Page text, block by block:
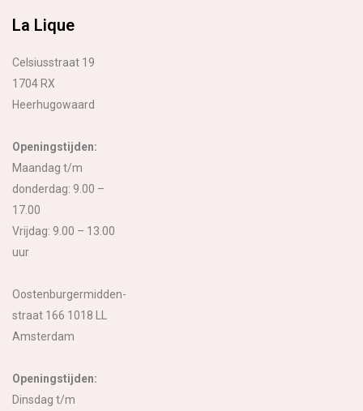
La Lique
Celsiusstraat 19
1704 RX
Heerhugowaard
Openingstijden:
Maandag t/m
donderdag: 9.00 –
17.00
Vrijdag: 9.00 – 13.00
uur
Oostenburgermidden-
straat 166 1018 LL
Amsterdam
Openingstijden:
Dinsdag t/m